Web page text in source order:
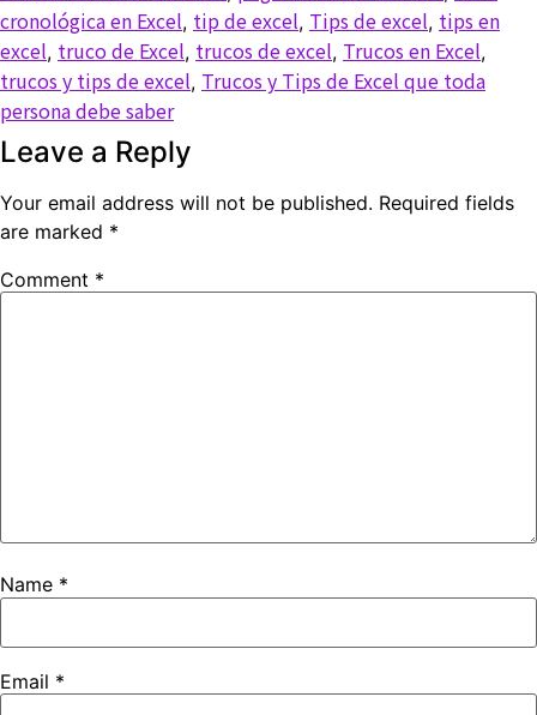
cronológica en Excel, tip de excel, Tips de excel, tips en
excel, truco de Excel, trucos de excel, Trucos en Excel,
trucos y tips de excel, Trucos y Tips de Excel que toda
persona debe saber
Leave a Reply
Your email address will not be published. Required fields
are marked *
Comment *
Name *
Email *